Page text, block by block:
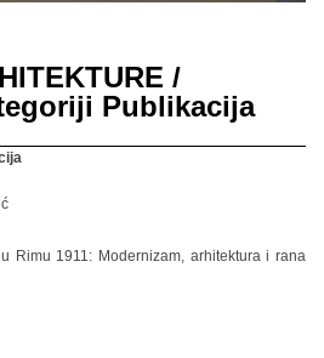
/
Publikacija
u Rimu 1911: Modernizam, arhitektura i rana